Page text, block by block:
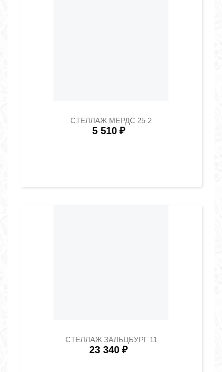
СТЕЛЛАЖ МЕРДС 25-2
5 510 ₽
СТЕЛЛАЖ ЗАЛЬЦБУРГ 11
23 340 ₽